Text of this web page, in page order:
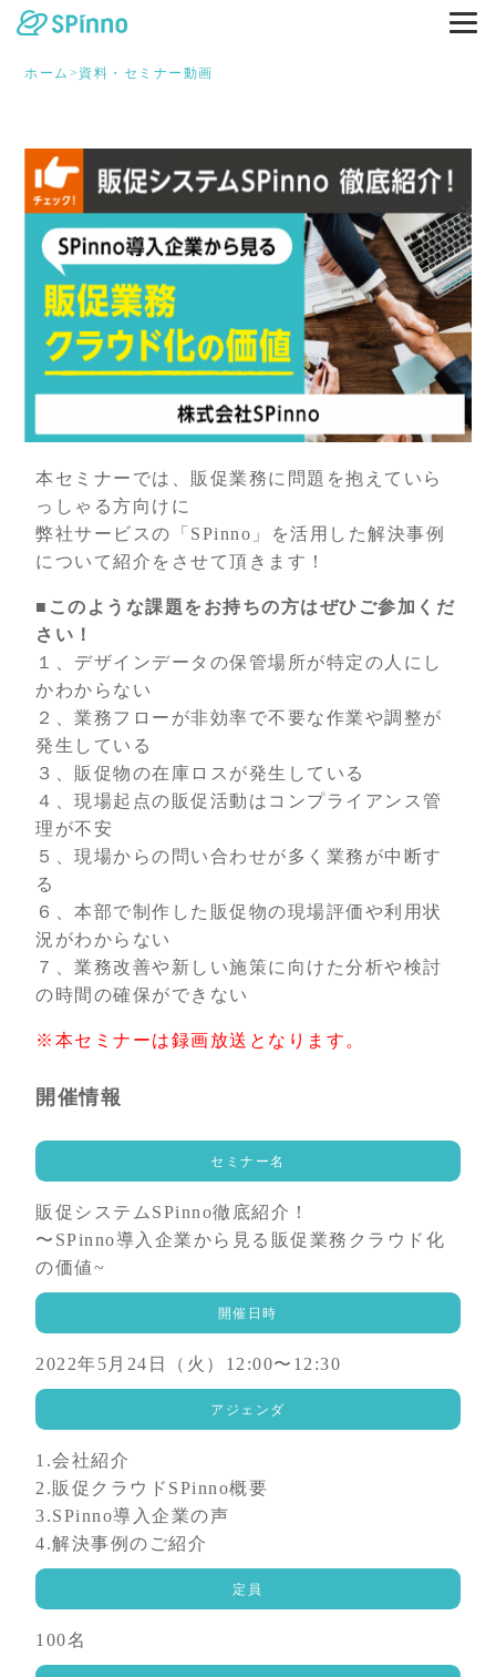
ホーム > 資料・セミナー動画
本セミナーでは、販促業務に問題を抱えていら
っしゃる方向けに
弊社サービスの「SPinno」を活用した解決事例
について紹介をさせて頂きます！
■このような課題をお持ちの方はぜひご参加くだ
さい！
１、デザインデータの保管場所が特定の人にし
かわからない
２、業務フローが非効率で不要な作業や調整が
発生している
３、販促物の在庫ロスが発生している
４、現場起点の販促活動はコンプライアンス管
理が不安
５、現場からの問い合わせが多く業務が中断す
る
６、本部で制作した販促物の現場評価や利用状
況がわからない
７、業務改善や新しい施策に向けた分析や検討
の時間の確保ができない
※本セミナーは録画放送となります。
開催情報
セミナー名
販促システムSPinno徹底紹介！
〜SPinno導入企業から見る販促業務クラウド化
の価値~
開催日時
2022年5月24日（火）12:00〜12:30
アジェンダ
1.会社紹介
2.販促クラウドSPinno概要
3.SPinno導入企業の声
4.解決事例のご紹介
定員
100名